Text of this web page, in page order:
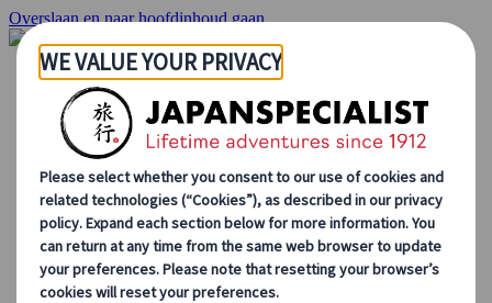
Overslaan en naar hoofdinhoud gaan
Startpagina
Reizen
Individuele Reizen
Groepsreizen
Reizen per huurauto
Excursies
Groepsreizen op maat
Japan Rail Pass
Hoe we te werk gaan
Over Ons
Ons team
Sluit je aan bij ons team